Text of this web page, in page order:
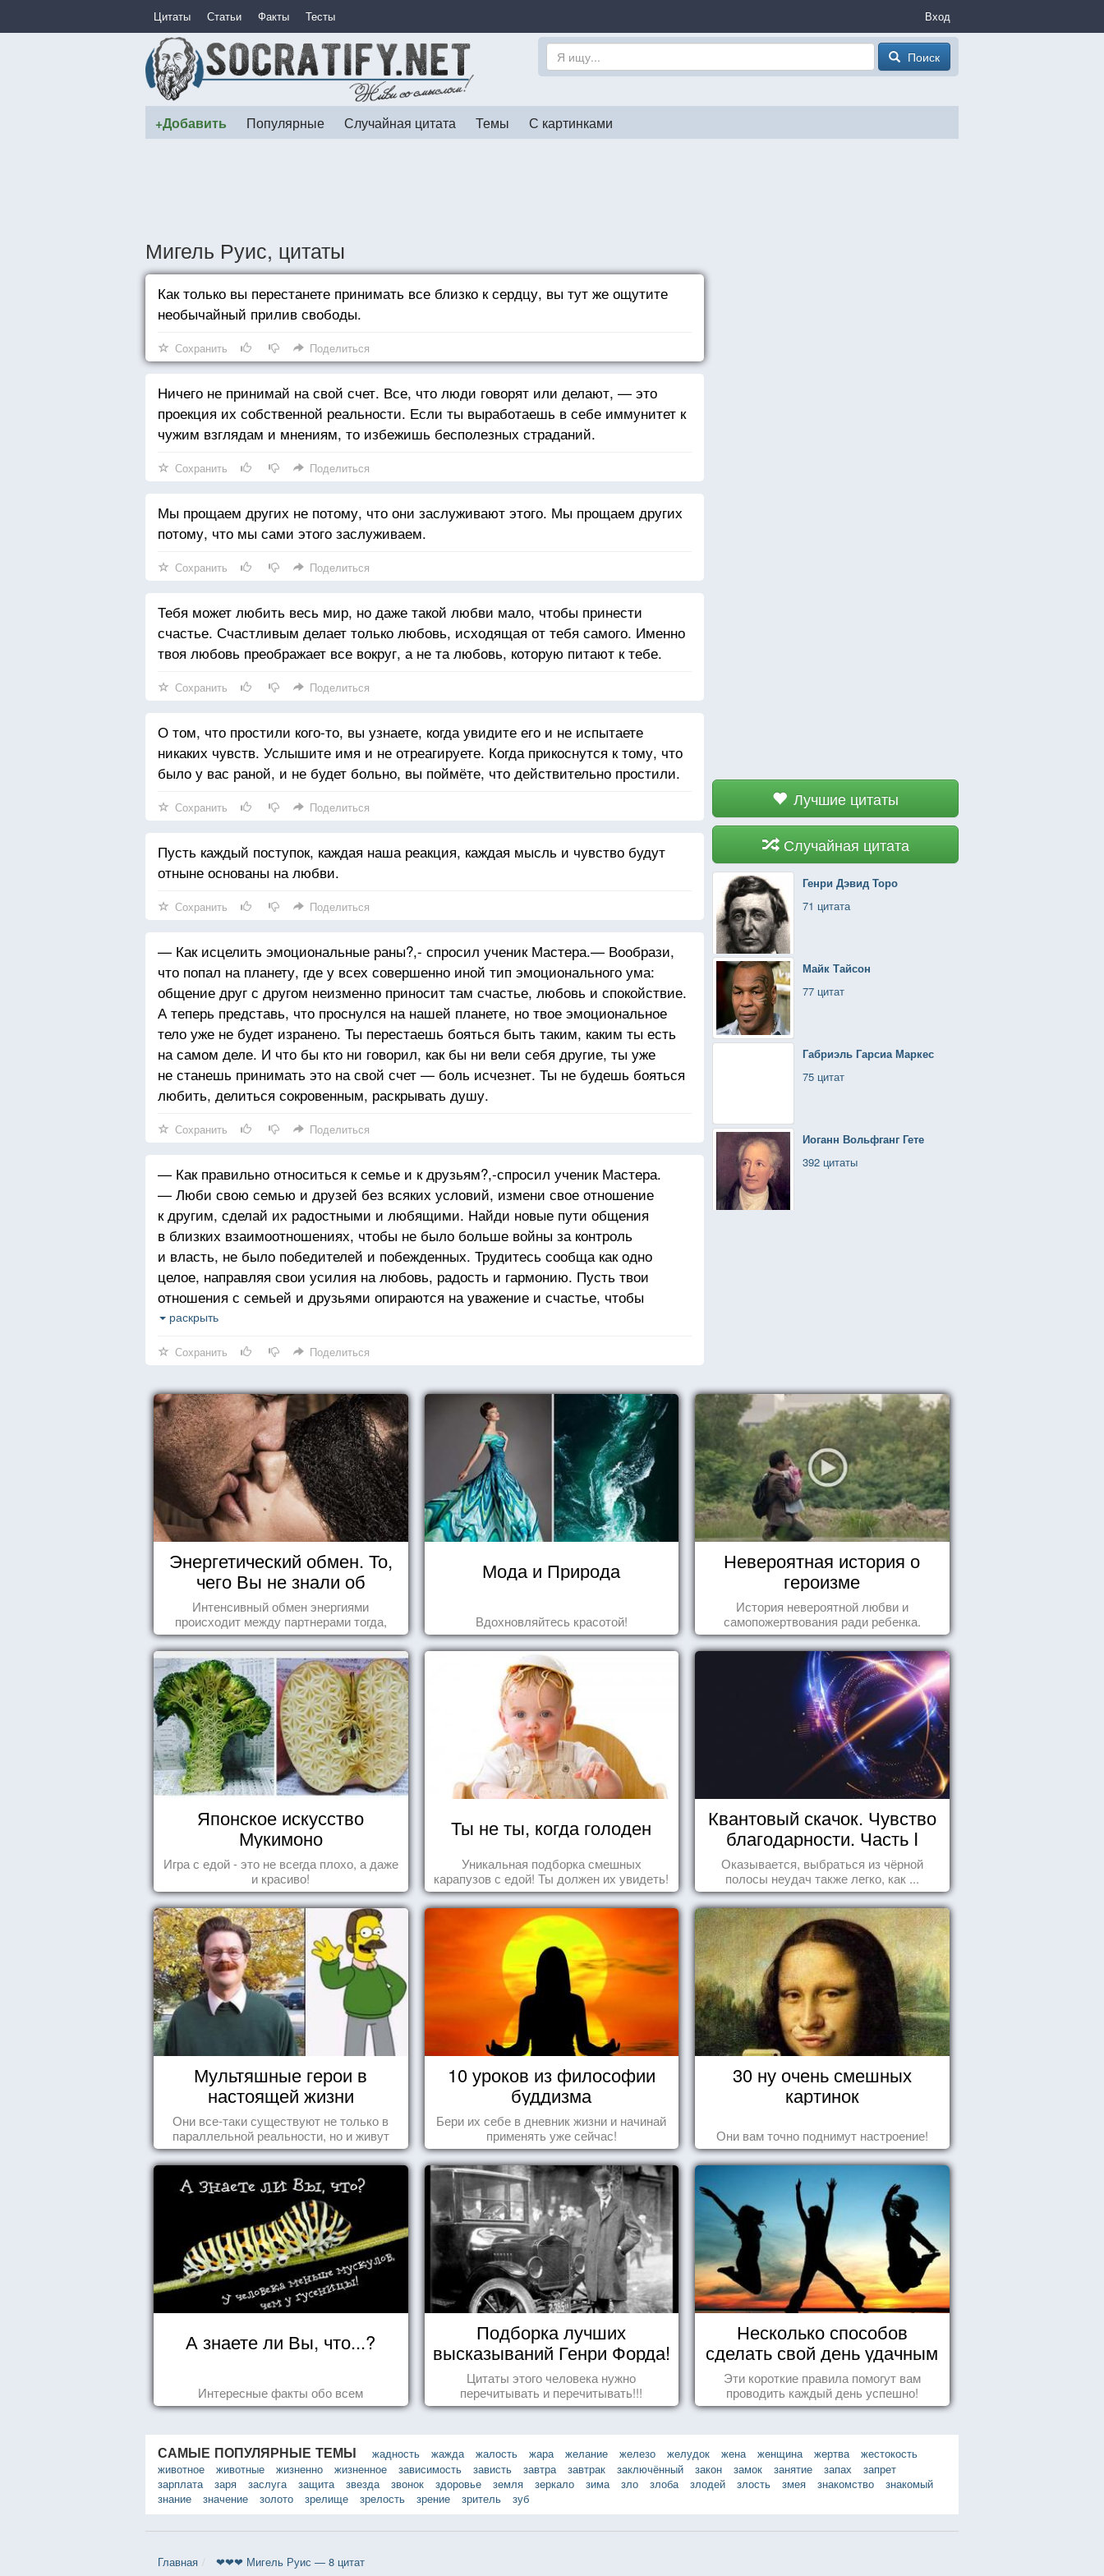
Цитаты Статьи Факты Тесты Вход
Поиск
+Добавить Популярные Случайная цитата Темы С картинками
Мигель Руис, цитаты
Лучшие цитаты
Случайная цитата
Генри Дэвид Торо
71 цитата
Майк Тайсон
77 цитат
Габриэль Гарсиа Маркес
75 цитат
Иоганн Вольфганг Гете
392 цитаты
Как только вы перестанете принимать все близко к сердцу, вы тут же ощутите
необычайный прилив свободы.
Сохранить Поделиться
Ничего не принимай на свой счет. Все, что люди говорят или делают, — это
проекция их собственной реальности. Если ты выработаешь в себе иммунитет к
чужим взглядам и мнениям, то избежишь бесполезных страданий.
Сохранить Поделиться
Мы прощаем других не потому, что они заслуживают этого. Мы прощаем других
потому, что мы сами этого заслуживаем.
Сохранить Поделиться
Тебя может любить весь мир, но даже такой любви мало, чтобы принести
счастье. Счастливым делает только любовь, исходящая от тебя самого. Именно
твоя любовь преображает все вокруг, а не та любовь, которую питают к тебе.
Сохранить Поделиться
О том, что простили кого-то, вы узнаете, когда увидите его и не испытаете
никаких чувств. Услышите имя и не отреагируете. Когда прикоснутся к тому, что
было у вас раной, и не будет больно, вы поймёте, что действительно простили.
Сохранить Поделиться
Пусть каждый поступок, каждая наша реакция, каждая мысль и чувство будут
отныне основаны на любви.
Сохранить Поделиться
— Как исцелить эмоциональные раны?,- спросил ученик Мастера.— Вообрази,
что попал на планету, где у всех совершенно иной тип эмоционального ума:
общение друг с другом неизменно приносит там счастье, любовь и спокойствие.
А теперь представь, что проснулся на нашей планете, но твое эмоциональное
тело уже не будет изранено. Ты перестаешь бояться быть таким, каким ты есть
на самом деле. И что бы кто ни говорил, как бы ни вели себя другие, ты уже
не станешь принимать это на свой счет — боль исчезнет. Ты не будешь бояться
любить, делиться сокровенным, раскрывать душу.
Сохранить Поделиться
— Как правильно относиться к семье и к друзьям?,-спросил ученик Мастера.
— Люби свою семью и друзей без всяких условий, измени свое отношение
к другим, сделай их радостными и любящими. Найди новые пути общения
в близких взаимоотношениях, чтобы не было больше войны за контроль
и власть, не было победителей и побежденных. Трудитесь сообща как одно
целое, направляя свои усилия на любовь, радость и гармонию. Пусть твои
отношения с семьей и друзьями опираются на уважение и счастье, чтобы
не было у тебя больше потребности твердить им, как думать и какими быть.
других такими, какие они есть, без оценок и осуждения.
раскрыть
Сохранить Поделиться
Энергетический обмен. То,
чего Вы не знали об
отношениях
Интенсивный обмен энергиями
происходит между партнерами тогда,
когда они испытывают симпатию друг к
другу...
Мода и Природа
Вдохновляйтесь красотой!
Невероятная история о
героизме
История невероятной любви и
самопожертвования ради ребенка.
Японское искусство
Мукимоно
Игра с едой - это не всегда плохо, а даже
и красиво!
Ты не ты, когда голоден
Уникальная подборка смешных
карапузов с едой! Ты должен их увидеть!
Квантовый скачок. Чувство
благодарности. Часть I
Оказывается, выбраться из чёрной
полосы неудач также легко, как ...
Мультяшные герои в
настоящей жизни
Они все-таки существуют не только в
параллельной реальности, но и живут
среди нас с вами.
10 уроков из философии
буддизма
Бери их себе в дневник жизни и начинай
применять уже сейчас!
30 ну очень смешных
картинок
Они вам точно поднимут настроение!
А знаете ли Вы, что...?
Интересные факты обо всем
Подборка лучших
высказываний Генри Форда!
Цитаты этого человека нужно
перечитывать и перечитывать!!!
Несколько способов
сделать свой день удачным
Эти короткие правила помогут вам
проводить каждый день успешно!
САМЫЕ ПОПУЛЯРНЫЕ ТЕМЫ жадность жажда жалость жара желание железо желудок жена женщина жертва
жестокость
животное
животные жизненно жизненное зависимость зависть завтра завтрак заключённый закон замок занятие запах
запрет
зарплата
заря заслуга защита звезда звонок здоровье земля зеркало зима зло злоба злодей злость змея знакомство
знакомый
знание
значение золото зрелище зрелость зрение зритель зуб
Главная ❤❤❤ Мигель Руис — 8 цитат